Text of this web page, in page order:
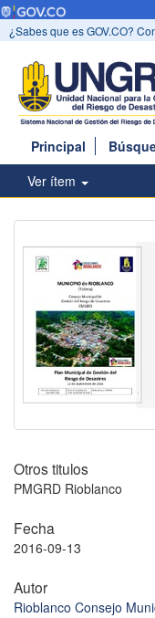
¿Sabes que es GOV.CO?
Principal
Ver ítem
Otros titulos
PMGRD Rioblanco
Fecha
2016-09-13
Autor
Rioblanco Consejo